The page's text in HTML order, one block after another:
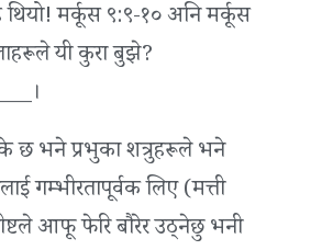
थियो! मर्कूस ९:९-१० अनि मर्कूस
यी कुरा बुझे?
के छ भने प्रभुका शत्रुहरूले भने
गम्भीरतापूर्वक लिए (मत्ती
आफू फेरि बौरेर उठ्नेछु भनी